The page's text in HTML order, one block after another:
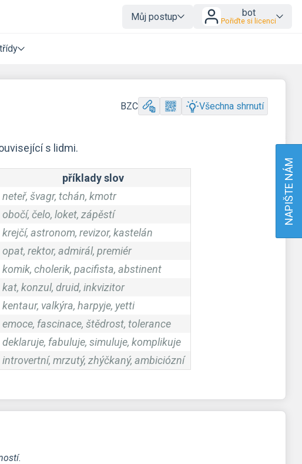
Můj postup bot
Pořiďte si licenci
BZC Všechna shrnutí
s lidmi.
příklady slov
neteř, švagr, tchán, kmotr
obočí, čelo, loket, zápěstí
krejčí, astronom, revizor, kastelán
opat, rektor, admirál, premiér
komik, cholerik, pacifista, abstinent
kat, konzul, druid, inkvizitor
kentaur, valkýra, harpyje, yetti
emoce, fascinace, štědrost, tolerance
deklaruje, fabuluje, simuluje, komplikuje
introvertní, mrzutý, zhýčkaný, ambiciózní
NAPIŠTE NÁM